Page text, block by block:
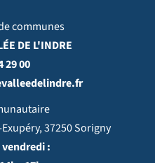
communes
DE L'INDRE
29 00
37250 Sorigny
: